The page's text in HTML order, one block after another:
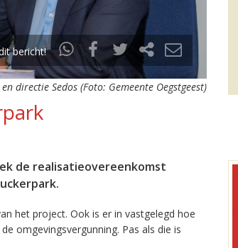
bericht!
directie Sedos (Foto: Gemeente Oegstgeest)
de realisatieovereenkomst
het project. Ook is er in vastgelegd hoe
omgevingsvergunning. Pas als die is